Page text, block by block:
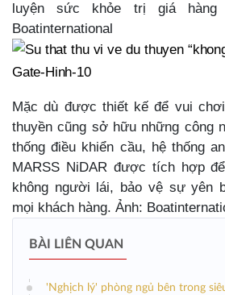
luyện sức khỏe trị giá
Boatinternational
Mặc dù được thiết kế để vui
thuyền cũng sở hữu những công
thống điều khiển cầu, hệ thống
MARSS NiDAR được tích hợp
không người lái, bảo vệ sự yên
mọi khách hàng. Ảnh:
BÀI LIÊN QUAN
'Nghịch lý' phòng ngủ bên trong